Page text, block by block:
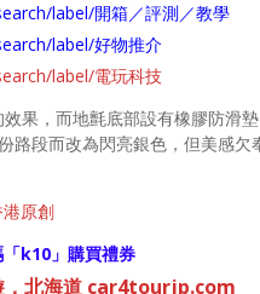
label/開箱／評測／教學
label/好物推介
label/電玩科技
果，而地氈底部設有橡膠防滑
路段而改為閃亮銀色，但美感
原創
k10 」購買禮券
．北海道 car4tourjp.com